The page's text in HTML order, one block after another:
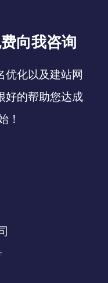
向我咨询
优化以及建站网
好的帮助您达成
！